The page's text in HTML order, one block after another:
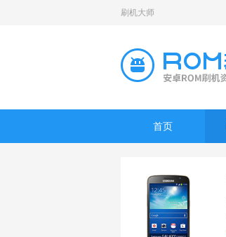
刷机大师
首页